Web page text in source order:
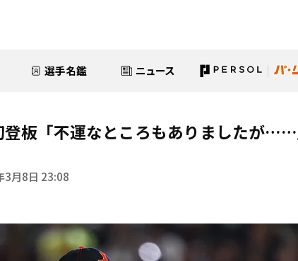
選手名鑑 ニュース
登板「不運なところもありましたが
3月8日 23:08